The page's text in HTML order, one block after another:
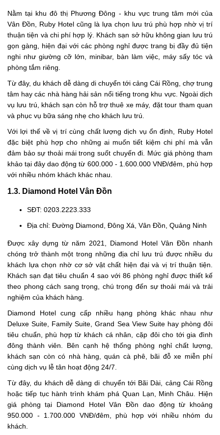
Nằm tại khu đô thị Phương Đông - khu vực trung tâm mới của
Vân Đồn, Ruby Hotel cũng là lựa chọn lưu trú phù hợp nhờ vị trí
thuận tiện và chi phí hợp lý. Khách sạn sở hữu không gian lưu trú
gọn gàng, hiện đại với các phòng nghỉ được trang bị đầy đủ tiện
nghi như giường cỡ lớn, minibar, bàn làm việc, máy sấy tóc và
phòng tắm riêng.
Từ đây, du khách dễ dàng di chuyển tới cảng Cái Rồng, chợ trung
tâm hay các nhà hàng hải sản nổi tiếng trong khu vực. Ngoài dịch
vụ lưu trú, khách sạn còn hỗ trợ thuê xe máy, đặt tour tham quan
và phục vụ bữa sáng nhẹ cho khách lưu trú.
Với lợi thế về vị trí cùng chất lượng dịch vụ ổn định, Ruby Hotel
đặc biệt phù hợp cho những ai muốn tiết kiệm chi phí mà vẫn
đảm bảo sự thoải mái trong suốt chuyến đi. Mức giá phòng tham
khảo tại đây dao động từ 600.000 - 1.600.000 VNĐ/đêm, phù hợp
với nhiều nhóm khách khác nhau.
1.3. Diamond Hotel Vân Đồn
SĐT: 0203.2223.333
Địa chỉ: Đường Diamond, Đông Xá, Vân Đồn, Quảng Ninh
Được xây dựng từ năm 2021, Diamond Hotel Vân Đồn nhanh
chóng trở thành một trong những địa chỉ lưu trú được nhiều du
khách lựa chọn nhờ cơ sở vật chất hiện đại và vị trí thuận tiện.
Khách sạn đạt tiêu chuẩn 4 sao với 86 phòng nghỉ được thiết kế
theo phong cách sang trọng, chú trọng đến sự thoải mái và trải
nghiệm của khách hàng.
Diamond Hotel cung cấp nhiều hạng phòng khác nhau như
Deluxe Suite, Family Suite, Grand Sea View Suite hay phòng đôi
tiêu chuẩn, phù hợp từ khách cá nhân, cặp đôi cho tới gia đình
đông thành viên. Bên cạnh hệ thống phòng nghỉ chất lượng,
khách sạn còn có nhà hàng, quán cà phê, bãi đỗ xe miễn phí
cùng dịch vụ lễ tân hoạt động 24/7.
Từ đây, du khách dễ dàng di chuyển tới Bãi Dài, cảng Cái Rồng
hoặc tiếp tục hành trình khám phá Quan Lạn, Minh Châu. Hiện
giá phòng tại Diamond Hotel Vân Đồn dao động từ khoảng
950.000 - 1.700.000 VNĐ/đêm, phù hợp với nhiều nhóm du
khách.